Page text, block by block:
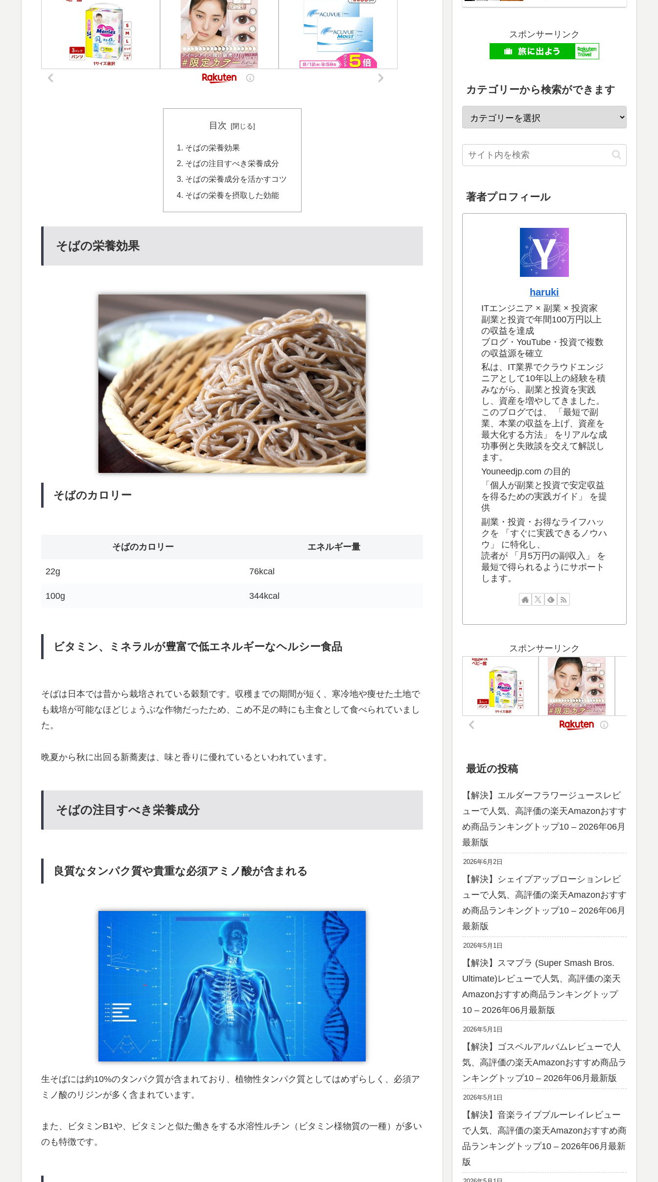
目次
そばの栄養効果
そばの注目すべき栄養成分
そばの栄養成分を活かすコツ
そばの栄養を摂取した効能
そばの栄養効果
そばのカロリー
そばのカロリー エネルギー量
22g 76kcal
100g 344kcal
ビタミン、ミネラルが豊富で低エネルギーなヘルシー食品
そばは日本では昔から栽培されている穀類です。収穫までの期間が短く、寒冷地や痩せた土地で
も栽培が可能なほどじょうぶな作物だったため、こめ不足の時にも主食として食べられていまし
た。
晩夏から秋に出回る新蕎麦は、味と香りに優れているといわれています。
そばの注目すべき栄養成分
良質なタンパク質や貴重な必須アミノ酸が含まれる
生そばには約10%のタンパク質が含まれており、植物性タンパク質としてはめずらしく、必須ア
ミノ酸のリジンが多く含まれています。
また、ビタミンB1や、ビタミンと似た働きをする水溶性ルチン（ビタミン様物質の一種）が多い
のも特徴です。
スポンサーリンク
カテゴリーから検索ができます
著者プロフィール
haruki
ITエンジニア × 副業 × 投資家
副業と投資で年間100万円以上
の収益を達成
ブログ・YouTube・投資で複数
の収益源を確立
私は、IT業界でクラウドエンジ
ニアとして10年以上の経験を積
みながら、副業と投資を実践
し、資産を増やしてきました。
このブログでは、 「最短で副
業、本業の収益を上げ、資産を
最大化する方法」 をリアルな成
功事例と失敗談を交えて解説し
ます。
Youneedjp.com の目的
「個人が副業と投資で安定収益
を得るための実践ガイド」 を提
供
副業・投資・お得なライフハッ
クを 「すぐに実践できるノウハ
ウ」 に特化し、
読者が 「月5万円の副収入」 を
最短で得られるようにサポート
します。
スポンサーリンク
最近の投稿
【解決】エルダーフラワージュースレビ
ューで人気、高評価の楽天Amazonおすす
め商品ランキングトップ10 – 2026年06月
最新版
2026年6月2日
【解決】シェイプアップローションレビ
ューで人気、高評価の楽天Amazonおすす
め商品ランキングトップ10 – 2026年06月
最新版
2026年5月1日
【解決】スマブラ (Super Smash Bros.
Ultimate)レビューで人気、高評価の楽天
Amazonおすすめ商品ランキングトップ
10 – 2026年06月最新版
2026年5月1日
【解決】ゴスペルアルバムレビューで人
気、高評価の楽天Amazonおすすめ商品ラ
ンキングトップ10 – 2026年06月最新版
2026年5月1日
【解決】音楽ライブブルーレイレビュー
で人気、高評価の楽天Amazonおすすめ商
品ランキングトップ10 – 2026年06月最新
版